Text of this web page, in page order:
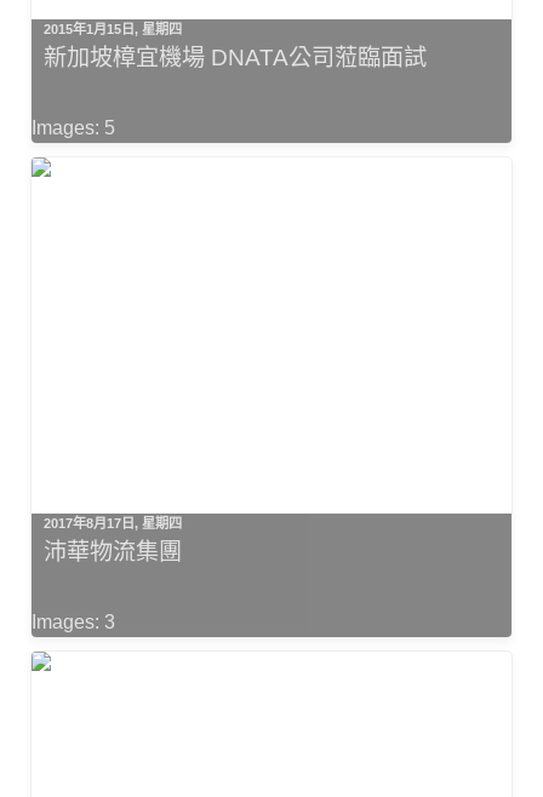
2015年1月15日, 星期四
新加坡樟宜機場 DNATA公司蒞臨面試
Images: 5
2017年8月17日, 星期四
沛華物流集團
Images: 3